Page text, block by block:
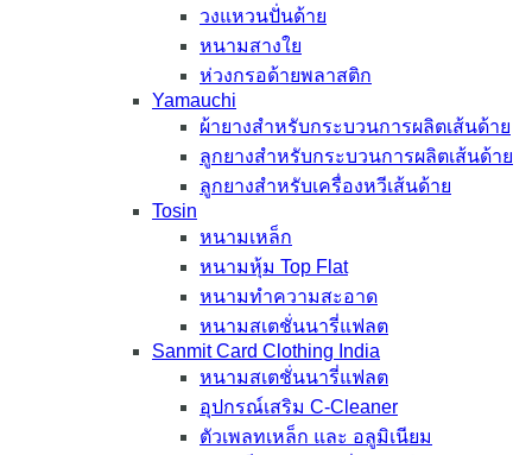
วงแหวนปั่นด้าย
หนามสางใย
ห่วงกรอด้ายพลาสติก
Yamauchi
ผ้ายางสำหรับกระบวนการผลิตเส้นด้าย
ลูกยางสำหรับกระบวนการผลิตเส้นด้าย
ลูกยางสำหรับเครื่องหวีเส้นด้าย
Tosin
หนามเหล็ก
หนามหุ้ม Top Flat
หนามทำความสะอาด
หนามสเตชั่นนารี่แฟลต
Sanmit Card Clothing India
หนามสเตชั่นนารี่แฟลต
อุปกรณ์เสริม C-Cleaner
ตัวเพลทเหล็ก และ อลูมิเนียม